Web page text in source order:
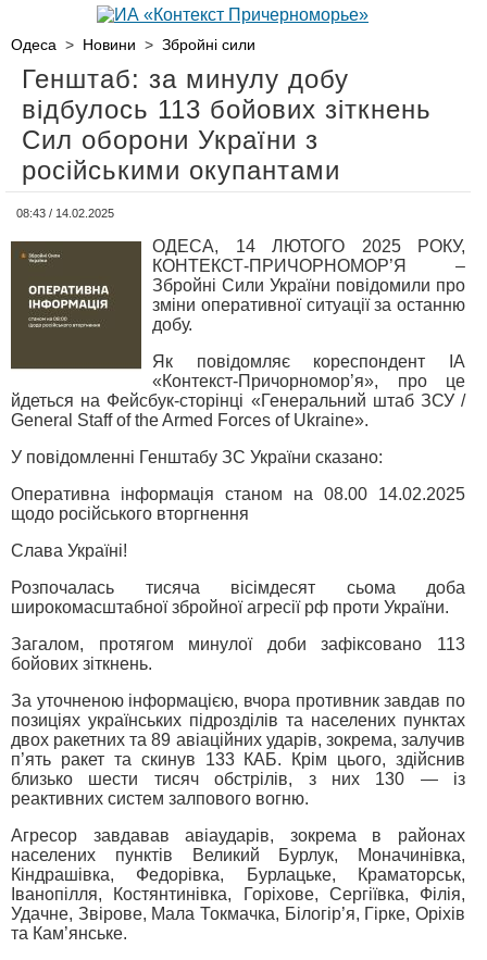
Одеса > Новини > Збройні сили
Генштаб: за минулу добу
відбулось 113 бойових зіткнень
Сил оборони України з
російськими окупантами
08:43 / 14.02.2025
ОДЕСА, 14 ЛЮТОГО 2025 РОКУ,
КОНТЕКСТ-ПРИЧОРНОМОР’Я –
Збройні Сили України повідомили про
зміни оперативної ситуації за останню
добу.
Як повідомляє кореспондент ІА
«Контекст-Причорномор’я», про це
йдеться на Фейсбук-сторінці «Генеральний штаб ЗСУ /
General Staff of the Armed Forces of Ukraine».
У повідомленні Генштабу ЗС України сказано:
Оперативна інформація станом на 08.00 14.02.2025
щодо російського вторгнення
Слава Україні!
Розпочалась тисяча вісімдесят сьома доба
широкомасштабної збройної агресії рф проти України.
Загалом, протягом минулої доби зафіксовано 113
бойових зіткнень.
За уточненою інформацією, вчора противник завдав по
позиціях українських підрозділів та населених пунктах
двох ракетних та 89 авіаційних ударів, зокрема, залучив
п’ять ракет та скинув 133 КАБ. Крім цього, здійснив
близько шести тисяч обстрілів, з них 130 — із
реактивних систем залпового вогню.
Агресор завдавав авіаударів, зокрема в районах
населених пунктів Великий Бурлук, Моначинівка,
Кіндрашівка, Федорівка, Бурлацьке, Краматорськ,
Іванопілля, Костянтинівка, Горіхове, Сергіївка, Філія,
Удачне, Звірове, Мала Токмачка, Білогір’я, Гірке, Оріхів
та Кам’янське.